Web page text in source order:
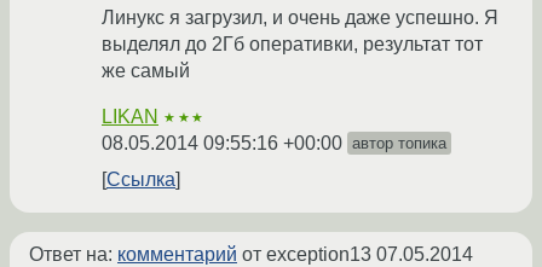
Линукс я загрузил, и очень даже успешно. Я
выделял до 2Гб оперативки, результат тот
же самый
LIKAN ★★★
08.05.2014 09:55:16 +00:00 автор топика
Ссылка
Ответ на: комментарий от exception13 07.05.2014